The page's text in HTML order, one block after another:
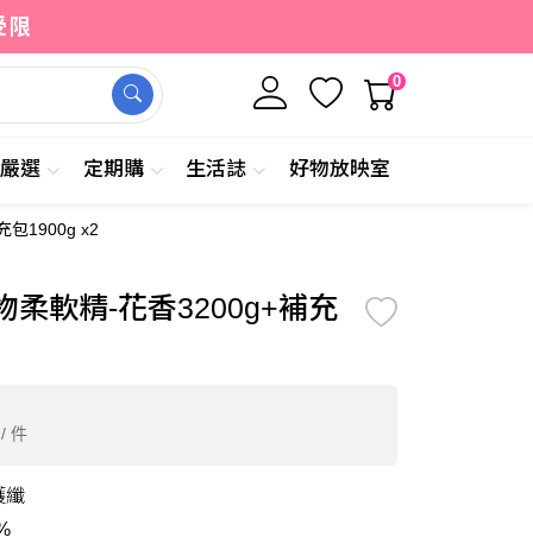
限
0
選 定期購 生活誌 好物放映室
包1900g x2
柔軟精-花香3200g+補充
件
纖